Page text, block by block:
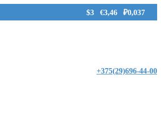
$3 €3,46 ₽0,037
+375(29)696-44-00